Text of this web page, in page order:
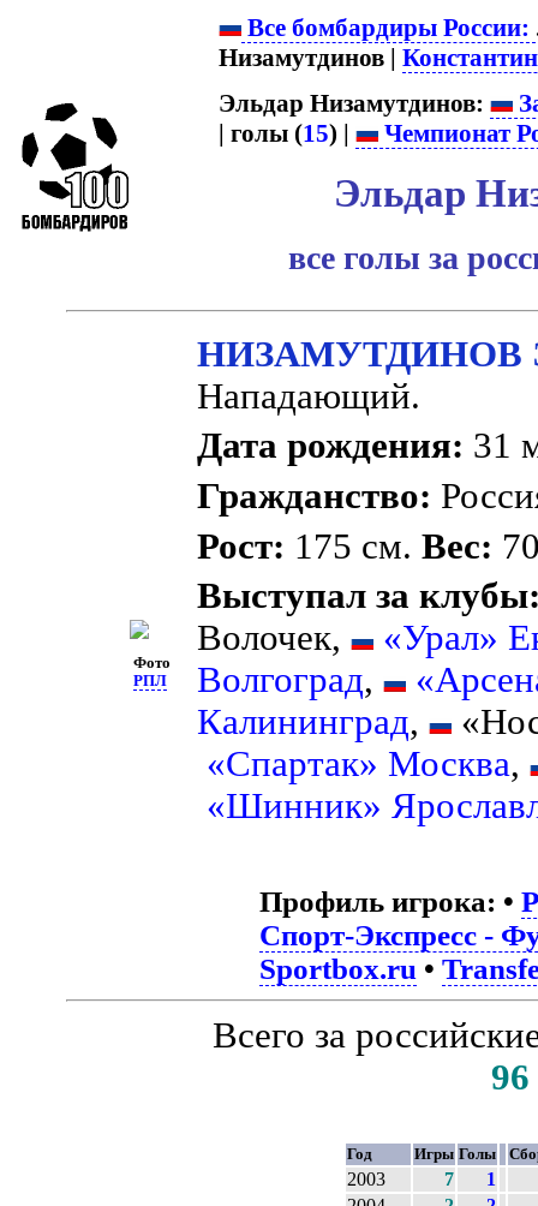
Все бомбардиры России:
Низамутдинов |
Эльдар Низамутдинов:
| голы (15) | Чемпионат
Эльдар
все голы за
Фото
РПЛ
НИЗАМУТДИНОВ
Нападающий.
Дата рождения: 31
Гражданство:
Рост: 175 см.Вес:
Выступал за
Волочек,
«Урал»
Волгоград,
Калининград,
«Спартак» Москва,
«Шинник»
Профиль игрока: •
Спорт-Экспресс -
Sportbox.ru •
Всего за
96
Год Игры Голы
2003 7
1